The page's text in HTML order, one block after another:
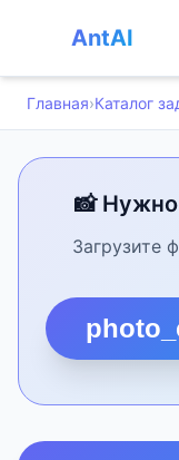
AntAI
Главная›Каталог
📸
Загрузите